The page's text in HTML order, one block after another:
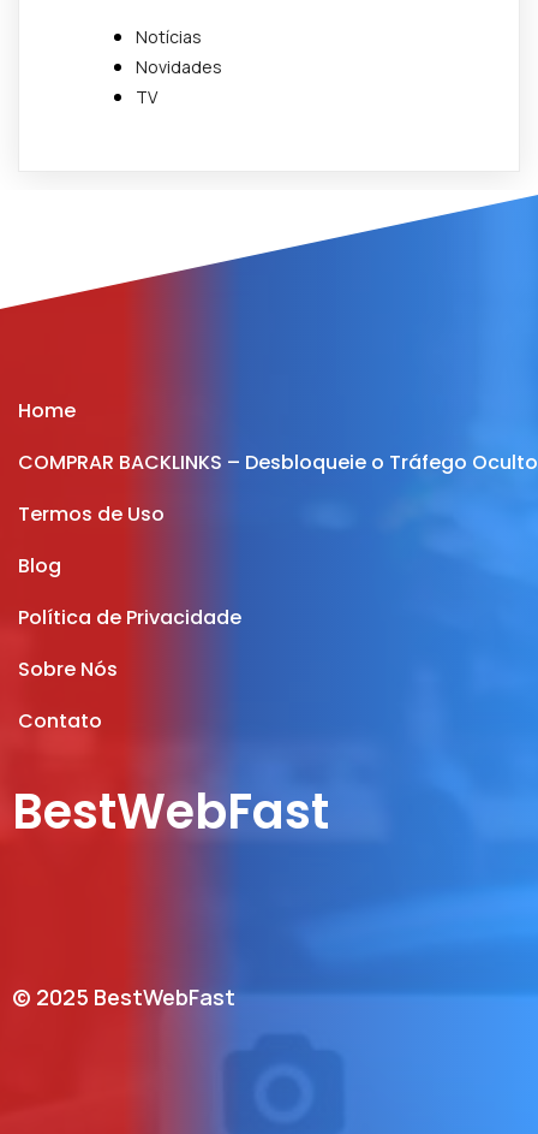
Notícias
Novidades
TV
Home
COMPRAR BACKLINKS – Desbloqueie o Tráfego
Termos de Uso
Blog
Política de Privacidade
Sobre Nós
Contato
BestWebFast
© 2025 BestWebFast